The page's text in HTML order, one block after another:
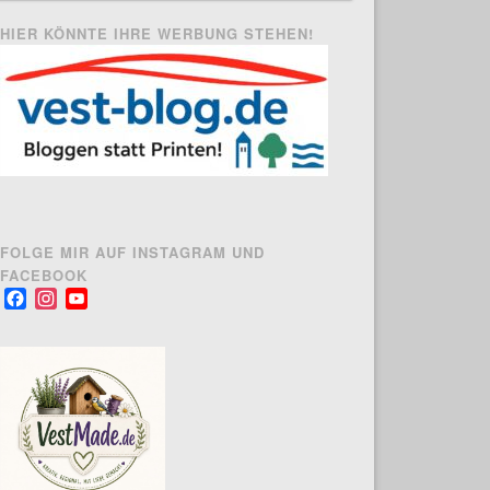
HIER KÖNNTE IHRE WERBUNG STEHEN!
FOLGE MIR AUF INSTAGRAM UND
FACEBOOK
FacebookInstagram